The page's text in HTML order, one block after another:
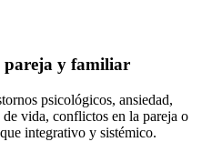
pareja y familiar
psicológicos, ansiedad,
vida, conflictos en la pareja o
integrativo y sistémico.